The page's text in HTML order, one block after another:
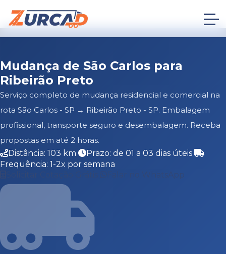
Mudança de São Carlos para
Ribeirão Preto
Serviço completo de mudança residencial e comercial na
rota São Carlos - SP → Ribeirão Preto - SP. Embalagem
profissional, transporte seguro e desembalagem. Receba
propostas em até 2 horas.
Distância: 103 km
Prazo: de 01 a 03 dias úteis
Frequência: 1-2x por semana
Falar no WhatsApp